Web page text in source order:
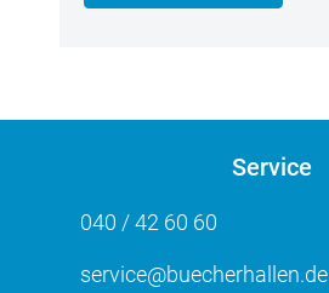
Service
040 / 42 60 60
service@buecherhallen.de